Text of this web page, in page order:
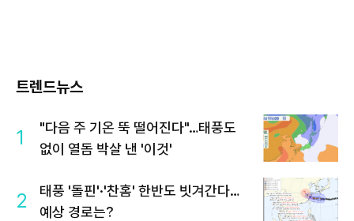
트렌드뉴스
1
"다음 주 기온 뚝 떨어진다"…태풍도
없이 열돔 박살 낸 '이것'
2
태풍 '돌핀'·'찬홈' 한반도 빗겨간다…
예상 경로는?